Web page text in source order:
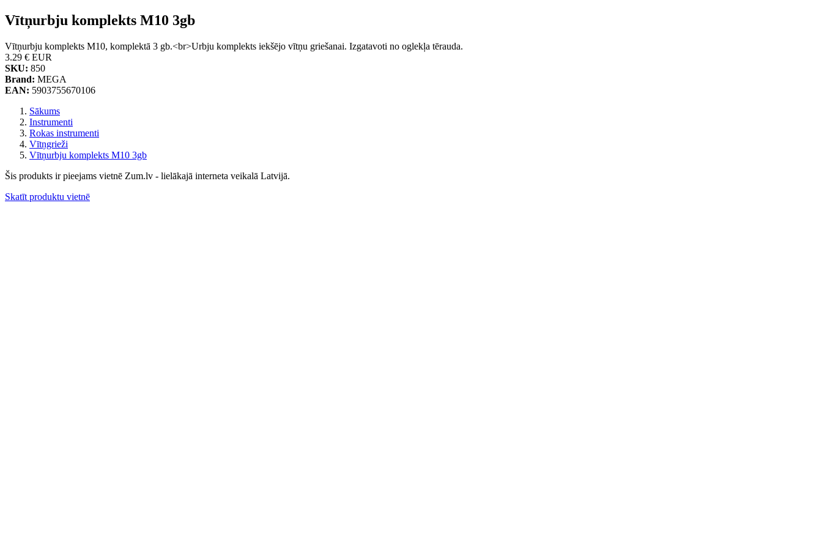
Vītņurbju komplekts M10 3gb
Vītņurbju komplekts M10, komplektā 3 gb.<br>Urbju komplekts iekšējo vītņu griešanai. Izgatavoti no oglekļa tērauda.
3.29 € EUR
SKU: 850
Brand: MEGA
EAN: 5903755670106
Sākums
Instrumenti
Rokas instrumenti
Vītņgrieži
Vītņurbju komplekts M10 3gb
Šis produkts ir pieejams vietnē Zum.lv - lielākajā interneta veikalā Latvijā.
Skatīt produktu vietnē